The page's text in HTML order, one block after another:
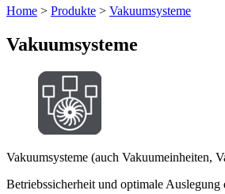
Home > Produkte > Vakuumsysteme
Vakuumsysteme
Vakuumsysteme (auch Vakuumeinheiten,
Betriebssicherheit und optimale